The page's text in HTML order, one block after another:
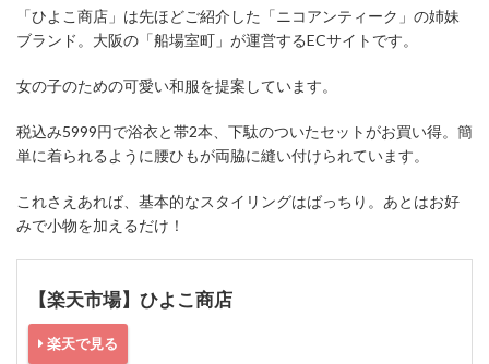
「ひよこ商店」は先ほどご紹介した「ニコアンティーク」の姉妹
ブランド。大阪の「船場室町」が運営するECサイトです。
女の子のための可愛い和服を提案しています。
税込み5999円で浴衣と帯2本、下駄のついたセットがお買い得。簡
単に着られるように腰ひもが両脇に縫い付けられています。
これさえあれば、基本的なスタイリングはばっちり。あとはお好
みで小物を加えるだけ！
【楽天市場】ひよこ商店
楽天で見る